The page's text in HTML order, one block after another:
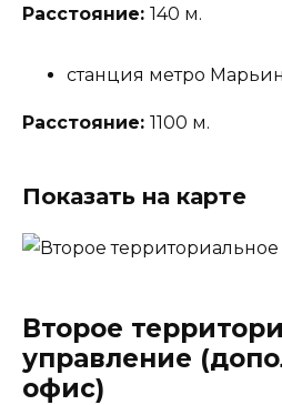
Расстояние: 140 м.
станция метро
Расстояние: 1100 м.
Показать на карте
Второе
управление
офис)